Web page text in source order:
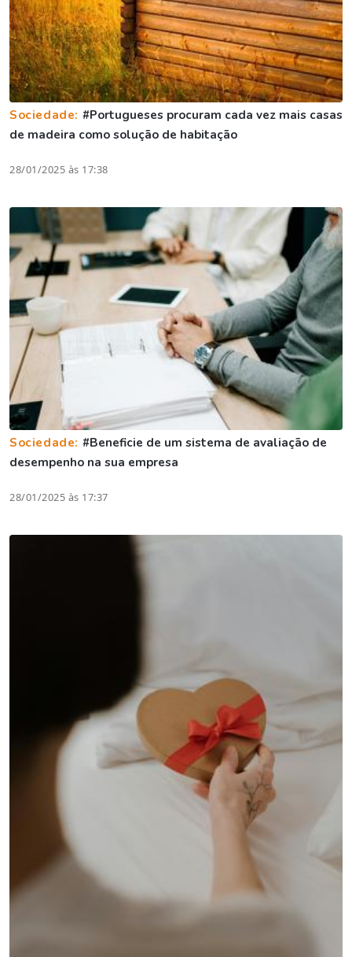
Sociedade: #Portugueses procuram cada vez mais casas
de madeira como solução de habitação
28/01/2025 às 17:38
Sociedade: #Beneficie de um sistema de avaliação de
desempenho na sua empresa
28/01/2025 às 17:37